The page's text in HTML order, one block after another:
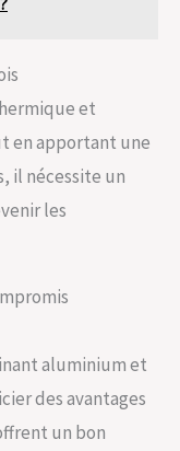
et
en apportant une
il nécessite un
les
aluminium et
des avantages
un bon